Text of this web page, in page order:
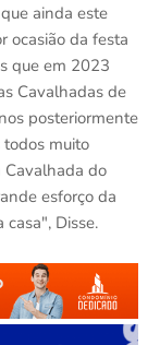
ainda este
ocasião da festa
que em 2023
Cavalhadas de
posteriormente
todos muito
Cavalhada do
esforço da
Disse.